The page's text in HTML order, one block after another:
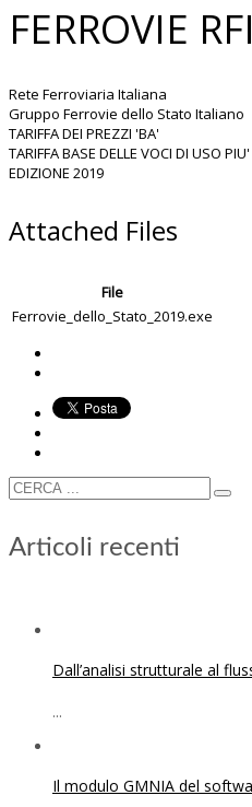
FERROVIE
Rete Ferroviaria Italiana
Gruppo Ferrovie dello Stato Italiano
TARIFFA DEI PREZZI 'BA'
TARIFFA BASE DELLE VOCI DI USO
EDIZIONE 2019
Attached Files
File
Ferrovie_dello_Stato_2019.exe
Articoli recenti
Dall’analisi strutturale al
...
Il modulo GMNIA del